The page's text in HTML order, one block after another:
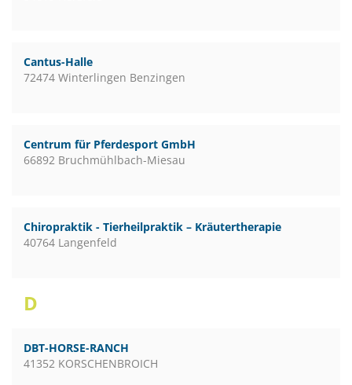
Cantus-Halle
72474 Winterlingen Benzingen
Centrum für Pferdesport GmbH
66892 Bruchmühlbach-Miesau
Chiropraktik - Tierheilpraktik – Kräutertherapie
40764 Langenfeld
D
DBT-HORSE-RANCH
41352 KORSCHENBROICH